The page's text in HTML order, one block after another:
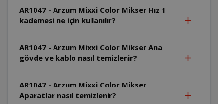
AR1047 - Arzum Mixxi Color Mikser Hız 1
kademesi ne için kullanılır?
AR1047 - Arzum Mixxi Color Mikser Ana
gövde ve kablo nasıl temizlenir?
AR1047 - Arzum Mixxi Color Mikser
Aparatlar nasıl temizlenir?